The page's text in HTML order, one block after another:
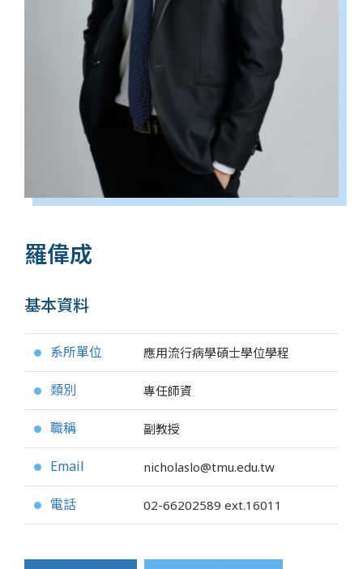
羅偉成
基本資料
● 系所單位 應用流行病學碩士學位學程
● 類別 專任師資
● 職稱 副教授
● Email nicholaslo@tmu.edu.tw
● 電話 02-66202589 ext.16011